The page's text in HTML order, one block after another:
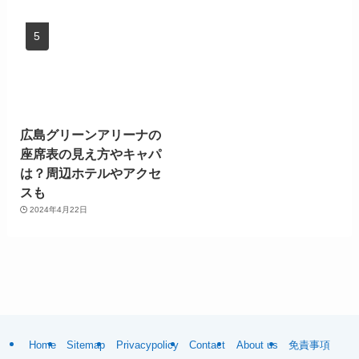
広島グリーンアリーナの
座席表の見え方やキャパ
は？周辺ホテルやアクセ
スも
2024年4月22日
Home Sitemap Privacypolicy Contact About us 免責事項